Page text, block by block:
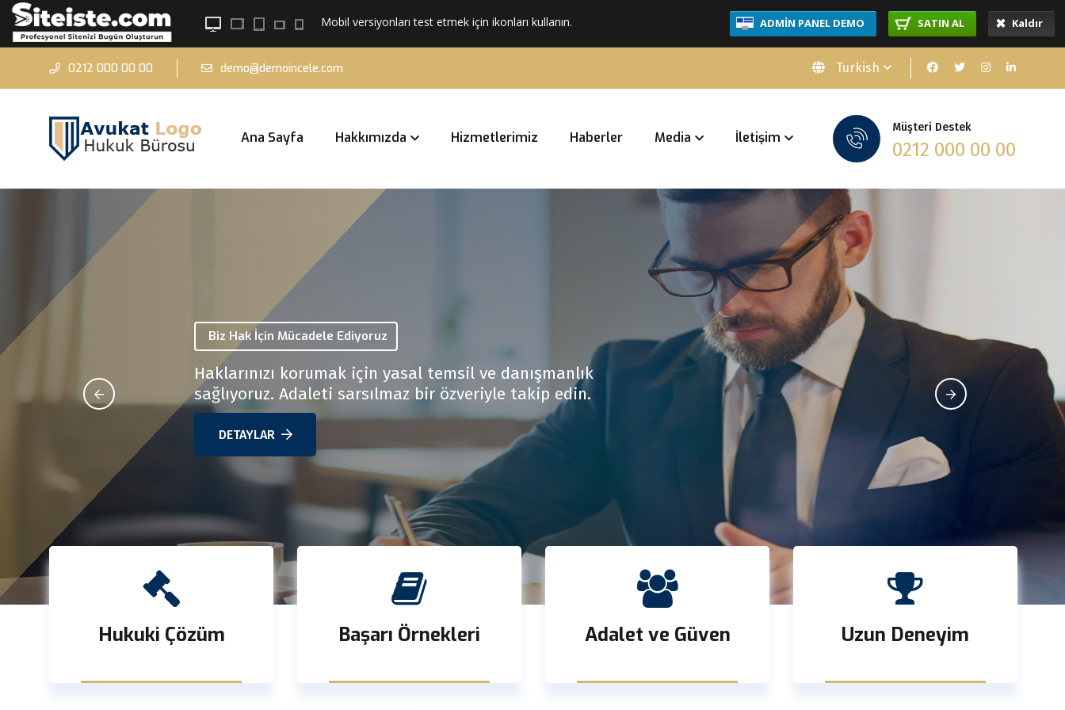
Mobilversiyonları test etmek için ikonları kullanın. ADMİN PANEL DEMO SATIN AL Kaldır